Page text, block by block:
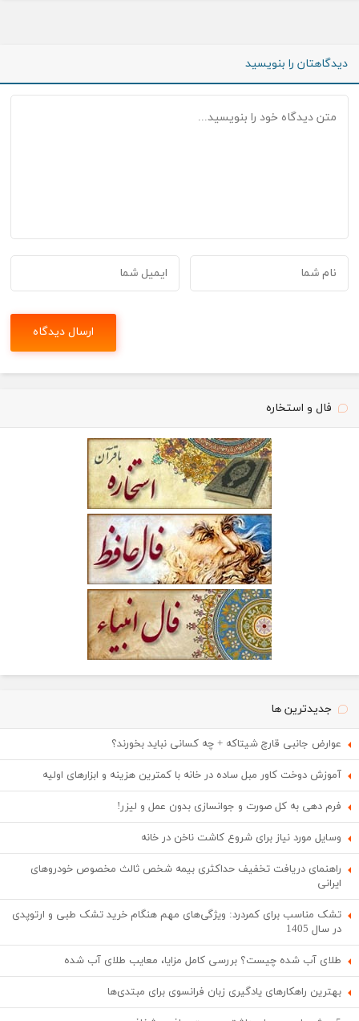
دیدگاهتان را بنویسید
فال و استخاره
جدیدترین ها
عوارض جانبی قارچ شیتاکه + چه کسانی نباید بخورند؟
آموزش دوخت کاور مبل ساده در خانه با کمترین هزینه و ابزارهای اولیه
فرم دهی به کل صورت و جوانسازی بدون عمل و لیزر!
وسایل مورد نیاز برای شروع کاشت ناخن در خانه
راهنمای دریافت تخفیف حداکثری بیمه شخص ثالث مخصوص خودروهای
ایرانی
تشک مناسب برای کمردرد: ویژگی‌های مهم هنگام خرید تشک طبی و ارتوپدی
در سال 1405
طلای آب شده چیست؟ بررسی کامل مزایا، معایب طلای آب شده
بهترین راهکارهای یادگیری زبان فرانسوی برای مبتدی‌ها